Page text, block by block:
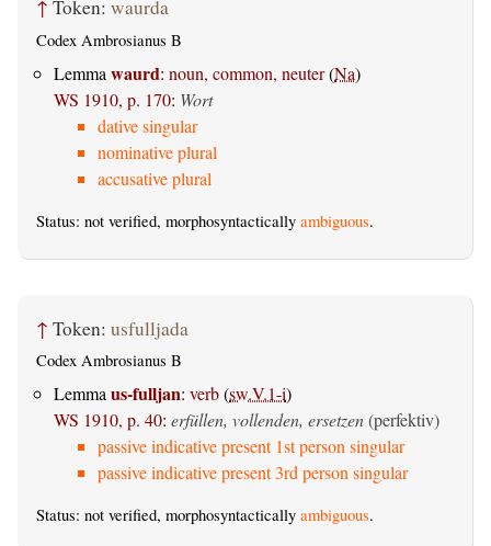
↑ Token: waurda
Codex Ambrosianus B
Lemma waurd: noun, common, neuter(Na)
WS 1910, p. 170: Wort
dative singular
nominative plural
accusative plural
Status: not verified, morphosyntactically ambiguous.
↑ Token: usfulljada
Codex Ambrosianus B
Lemmaus-fulljan: verb(sw.V.1-i)
WS 1910, p. 40: erfüllen, vollenden, ersetzen(perfektiv)
passive indicative present 1st person singular
passive indicative present 3rd person singular
Status: not verified, morphosyntactically ambiguous.